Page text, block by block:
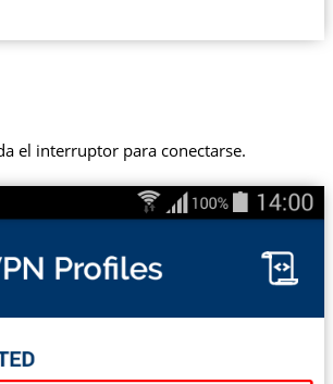
el interruptor para conectarse.